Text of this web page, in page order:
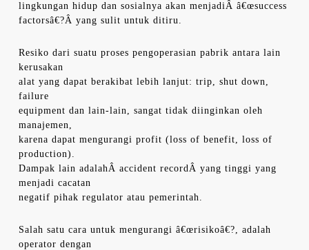
lingkungan hidup dan sosialnya akan menjadiÂ â€œsuccess
factorsâ€?Â yang sulit untuk ditiru.
Resiko dari suatu proses pengoperasian pabrik antara lain
kerusakan
alat yang dapat berakibat lebih lanjut: trip, shut down,
failure
equipment dan lain-lain, sangat tidak diinginkan oleh
manajemen,
karena dapat mengurangi profit (loss of benefit, loss of
production).
Dampak lain adalahÂ accident recordÂ yang tinggi yang
menjadi cacatan
negatif pihak regulator atau pemerintah.
Salah satu cara untuk mengurangi â€œrisikoâ€?, adalah
operator dengan